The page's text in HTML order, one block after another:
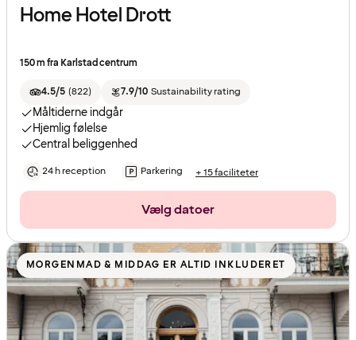
Home Hotel Drott
150 m fra Karlstad centrum
4.5/5 (822) 7.9/10 Sustainability rating
Måltiderne indgår
Hjemlig følelse
Central beliggenhed
24 h reception Parkering + 15 faciliteter
Vælg datoer
MORGENMAD & MIDDAG ER ALTID INKLUDERET